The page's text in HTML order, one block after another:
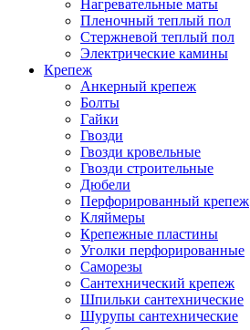
Нагревательные маты
Пленочный теплый пол
Стержневой теплый пол
Электрические камины
Крепеж
Анкерный крепеж
Болты
Гайки
Гвозди
Гвозди кровельные
Гвозди строительные
Дюбели
Перфорированный крепеж
Кляймеры
Крепежные пластины
Уголки перфорированные
Саморезы
Сантехнический крепеж
Шпильки сантехнические
Шурупы сантехнические